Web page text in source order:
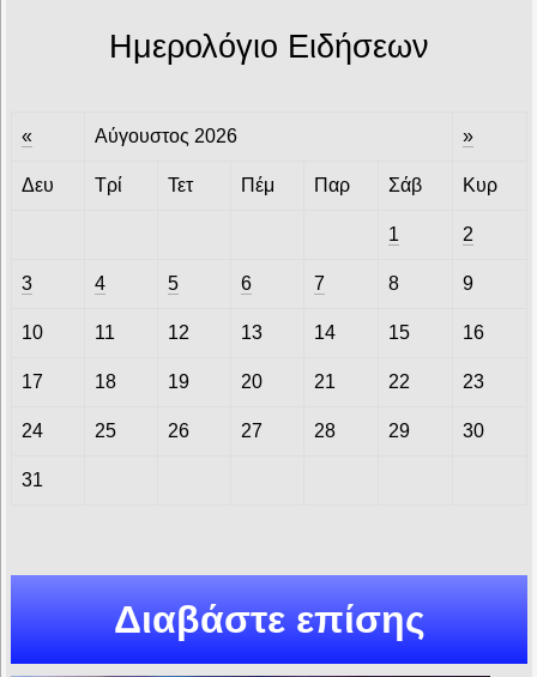
Ημερολόγιο Ειδήσεων
« Αύγουστος 2026 »
Δευ Τρί Τετ Πέμ Παρ Σάβ Κυρ
1 2
3 4 5 6 7 8 9
10 11 12 13 14 15 16
17 18 19 20 21 22 23
24 25 26 27 28 29 30
31
Διαβάστε επίσης